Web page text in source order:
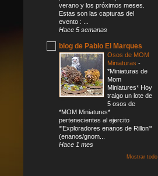
verano y los próximos meses.
Estas son las capturas del
evento : ...
Hace 5 semanas
blog de Pablo El Marques
Osos de MOM
Miniaturas -
*Miniaturas de
Mom
Miniatures* Hoy
traigo un lote de
5 osos de
*MOM Miniatures*
pertenecientes al ejercito
*'Exploradores enanos de Rillon'*
(enanos/gnom...
Hace 1 mes
Mostrar todo